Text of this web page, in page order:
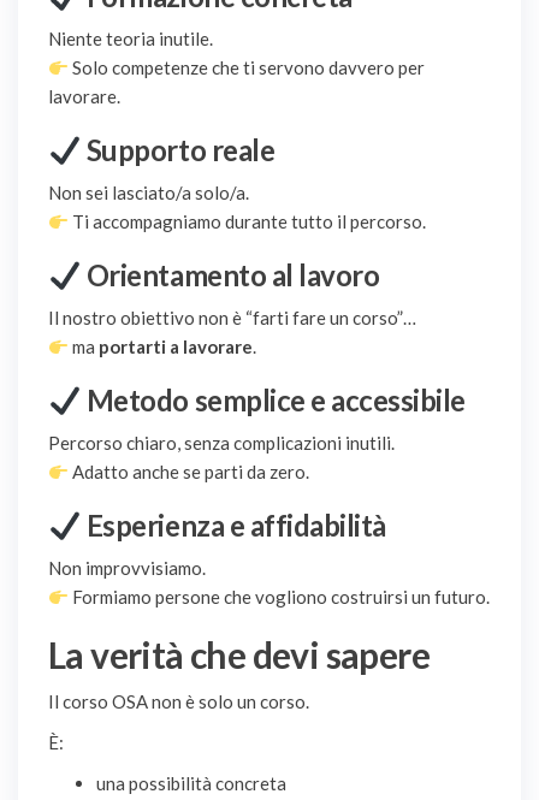
Niente teoria inutile.
Solo competenze che ti servono davvero per
lavorare.
Supporto reale
Non sei lasciato/a solo/a.
Ti accompagniamo durante tutto il percorso.
Orientamento al lavoro
Il nostro obiettivo non è “farti fare un corso”…
ma portarti a lavorare.
Metodo semplice e accessibile
Percorso chiaro, senza complicazioni inutili.
Adatto anche se parti da zero.
Esperienza e affidabilità
Non improvvisiamo.
Formiamo persone che vogliono costruirsi un futuro.
La verità che devi sapere
Il corso OSA non è solo un corso.
È:
una possibilità concreta